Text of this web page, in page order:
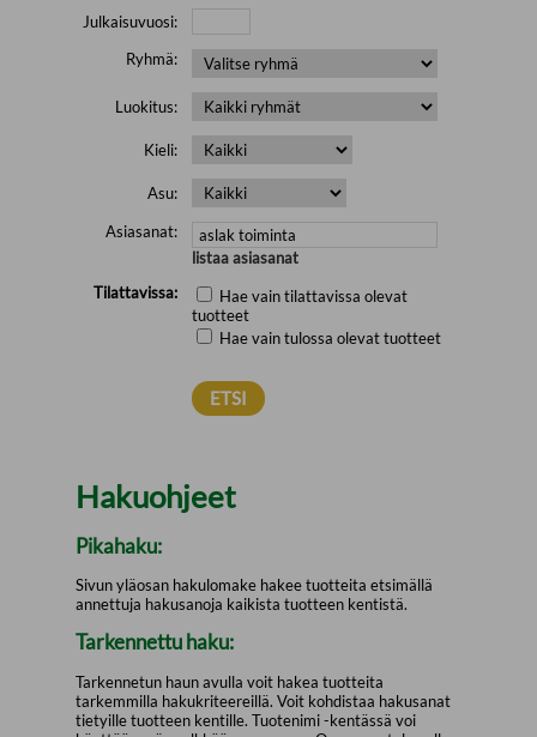
Julkaisuvuosi:
Ryhmä:
Luokitus:
Kieli:
Asu:
Asiasanat:
listaa asiasanat
Tilattavissa:
Hae vain tilattavissa olevat
tuotteet
Hae vain tulossa olevat tuotteet
Hakuohjeet
Pikahaku:
Sivun yläosan hakulomake hakee tuotteita etsimällä
annettuja hakusanoja kaikista tuotteen kentistä.
Tarkennettu haku:
Tarkennetun haun avulla voit hakea tuotteita
tarkemmilla hakukriteereillä. Voit kohdistaa hakusanat
tietyille tuotteen kentille. Tuotenimi -kentässä voi